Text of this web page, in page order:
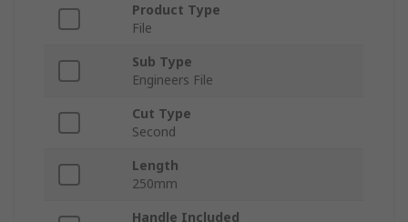
Product Type
File
Sub Type
Engineers File
Cut Type
Second
Length
250mm
Handle Included